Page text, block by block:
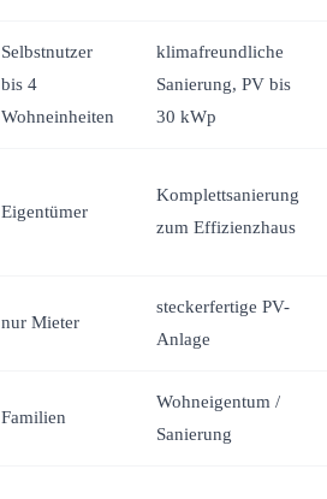
Selbstnutzer
bis 4
Wohneinheiten
klimafreundliche
Sanierung, PV bis
30 kWp
Eigentümer
Komplettsanierung
zum Effizienzhaus
nur Mieter
steckerfertige PV-
Anlage
Familien
Wohneigentum /
Sanierung